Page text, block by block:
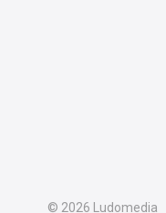
© 2026 Ludomedia